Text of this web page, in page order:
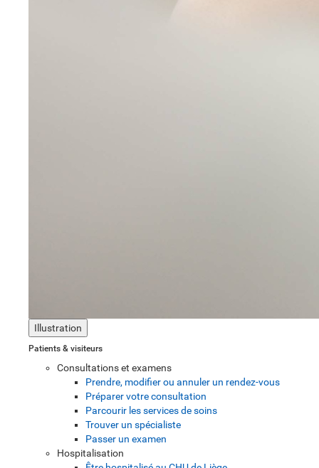
Illustration
Patients & visiteurs
Consultations et examens
Prendre, modifier ou annuler un rendez-vous
Préparer votre consultation
Parcourir les services de soins
Trouver un spécialiste
Passer un examen
Hospitalisation